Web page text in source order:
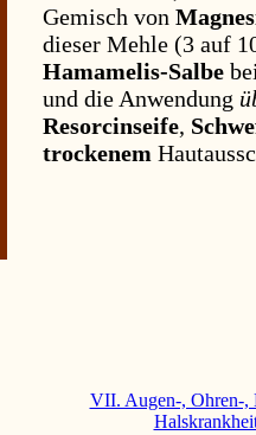
Gemisch von
dieser Mehle (3 auf
Hamamelis-Salbe
und die Anwendung
Resorcinseife,
trockenem
VII. Augen-, Ohren-,